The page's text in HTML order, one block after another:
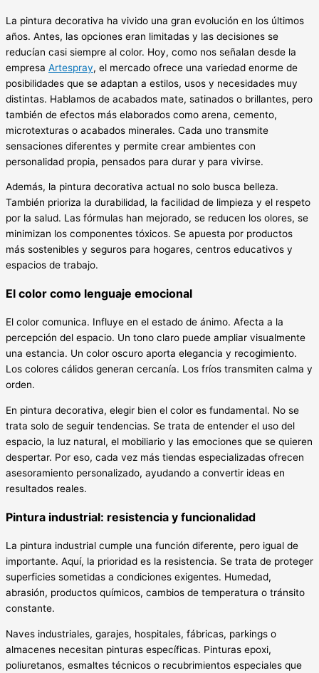
La pintura decorativa ha vivido una gran evolución en los últimos
años. Antes, las opciones eran limitadas y las decisiones se
reducían casi siempre al color. Hoy, como nos señalan desde la
empresa Artespray, el mercado ofrece una variedad enorme de
posibilidades que se adaptan a estilos, usos y necesidades muy
distintas. Hablamos de acabados mate, satinados o brillantes, pero
también de efectos más elaborados como arena, cemento,
microtexturas o acabados minerales. Cada uno transmite
sensaciones diferentes y permite crear ambientes con
personalidad propia, pensados para durar y para vivirse.
Además, la pintura decorativa actual no solo busca belleza.
También prioriza la durabilidad, la facilidad de limpieza y el respeto
por la salud. Las fórmulas han mejorado, se reducen los olores, se
minimizan los componentes tóxicos. Se apuesta por productos
más sostenibles y seguros para hogares, centros educativos y
espacios de trabajo.
El color como lenguaje emocional
El color comunica. Influye en el estado de ánimo. Afecta a la
percepción del espacio. Un tono claro puede ampliar visualmente
una estancia. Un color oscuro aporta elegancia y recogimiento.
Los colores cálidos generan cercanía. Los fríos transmiten calma y
orden.
En pintura decorativa, elegir bien el color es fundamental. No se
trata solo de seguir tendencias. Se trata de entender el uso del
espacio, la luz natural, el mobiliario y las emociones que se quieren
despertar. Por eso, cada vez más tiendas especializadas ofrecen
asesoramiento personalizado, ayudando a convertir ideas en
resultados reales.
Pintura industrial: resistencia y funcionalidad
La pintura industrial cumple una función diferente, pero igual de
importante. Aquí, la prioridad es la resistencia. Se trata de proteger
superficies sometidas a condiciones exigentes. Humedad,
abrasión, productos químicos, cambios de temperatura o tránsito
constante.
Naves industriales, garajes, hospitales, fábricas, parkings o
almacenes necesitan pinturas específicas. Pinturas epoxi,
poliuretanos, esmaltes técnicos o recubrimientos especiales que